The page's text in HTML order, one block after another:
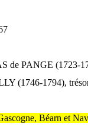
de PANGE (1723-
(1746-1794),
Béarn et